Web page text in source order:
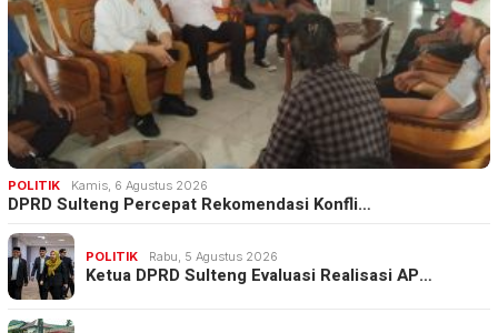
POLITIK Kamis, 6 Agustus 2026
DPRD Sulteng Percepat Rekomendasi Konfli…
POLITIK Rabu, 5 Agustus 2026
Ketua DPRD Sulteng Evaluasi Realisasi AP…